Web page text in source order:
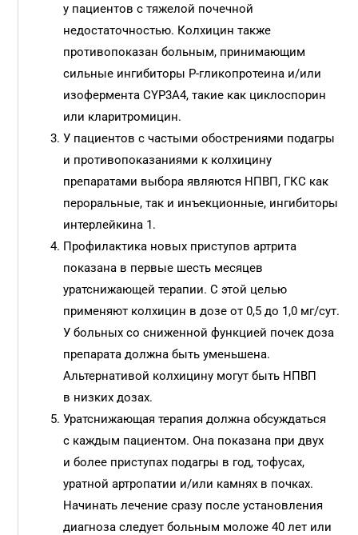
у пациентов с тяжелой почечной
недостаточностью. Колхицин также
противопоказан больным, принимающим
сильные ингибиторы P-гликопротеина и/или
изофермента CYP3A4, такие как циклоспорин
или кларитромицин.
У пациентов с частыми обострениями подагры
и противопоказаниями к колхицину
препаратами выбора являются НПВП, ГКС как
пероральные, так и инъекционные, ингибиторы
интерлейкина 1.
Профилактика новых приступов артрита
показана в первые шесть месяцев
уратснижающей терапии. С этой целью
применяют колхицин в дозе от 0,5 до 1,0 мг/сут.
У больных со сниженной функцией почек доза
препарата должна быть уменьшена.
Альтернативой колхицину могут быть НПВП
в низких дозах.
Уратснижающая терапия должна обсуждаться
с каждым пациентом. Она показана при двух
и более приступах подагры в год, тофусах,
уратной артропатии и/или камнях в почках.
Начинать лечение сразу после установления
диагноза следует больным моложе 40 лет или